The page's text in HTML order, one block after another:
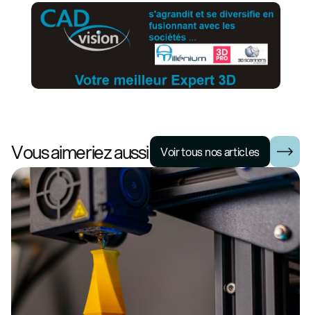
Vous aimeriez aussi Voir tous nos articles